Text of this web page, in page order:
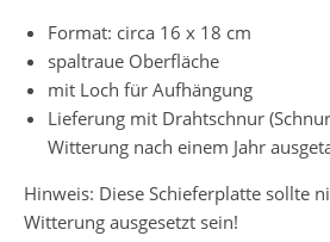
Format: circa 16 x 18 cm
spaltraue Oberfläche
mit Loch für Aufhängung
Lieferung mit Drahtschnur
Witterung nach einem Jahr
Hinweis: Diese Schieferplatte sollte
Witterung ausgesetzt sein!